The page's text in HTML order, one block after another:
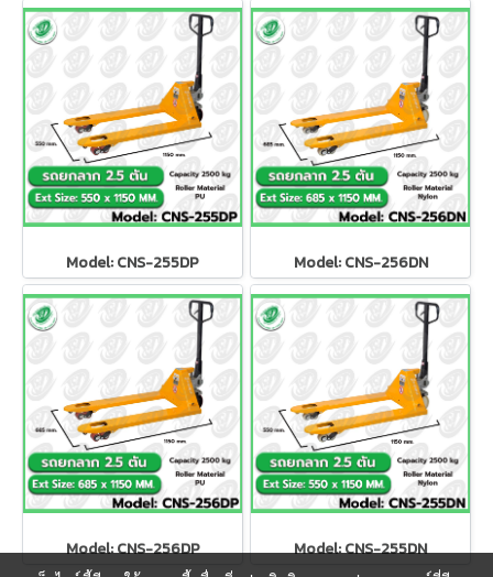
Model: CNS-255DP Model: CNS-256DN
Model: CNS-256DP Model: CNS-255DN